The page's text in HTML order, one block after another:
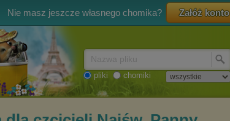
Nie masz jeszcze własnego chomika? Załóż konto
pliki chomiki